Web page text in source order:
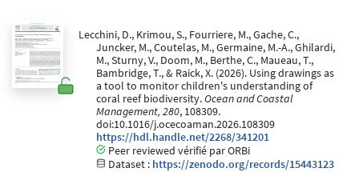
Lecchini, D., Krimou, S., Fourriere, M., Gache, C.,
Juncker, M., Coutelas, M., Germaine, M.-A., Ghilardi,
M., Sturny, V., Doom, M., Berthe, C., Maueau, T.,
Bambridge, T., & Raick, X. (2026). Using drawings as
a tool to monitor children's understanding of
coral reef biodiversity.Ocean and Coastal
Management, 280, 108309.
doi:10.1016/j.ocecoaman.2026.108309
https://hdl.handle.net/2268/341201
Peer reviewed vérifié par ORBi
Dataset : https://zenodo.org/records/15443123